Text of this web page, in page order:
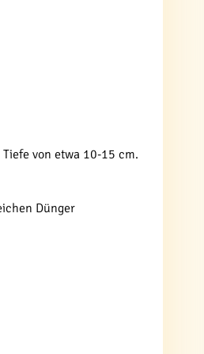
von etwa 10-15 cm.
Dünger